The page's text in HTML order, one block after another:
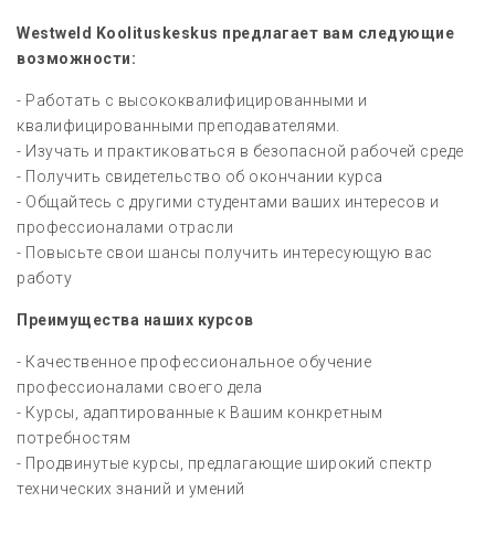
Westweld Koolituskeskus предлагает вам следующие
возможности:
- Работать с высококвалифицированными и
квалифицированными преподавателями.
- Изучать и практиковаться в безопасной рабочей среде
- Получить свидетельство об окончании курса
- Общайтесь с другими студентами ваших интересов и
профессионалами отрасли
- Повысьте свои шансы получить интересующую вас
работу
Преимущества наших курсов
- Качественное профессиональное обучение
профессионалами своего дела
- Курсы, адаптированные к Вашим конкретным
потребностям
- Продвинутые курсы, предлагающие широкий спектр
технических знаний и умений